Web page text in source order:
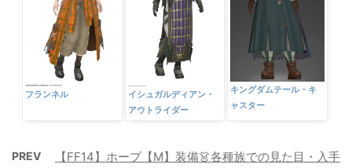
フランネル
イシュガルディアン・
アウトライダー
キングダムテール・キ
ャスター
PREV
【FF14】ホープ【M】装備👗各種族での見た目・入手